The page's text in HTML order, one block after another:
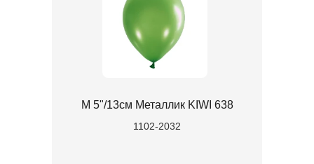
М 5"/13см Металлик KIWI 638
1102-2032